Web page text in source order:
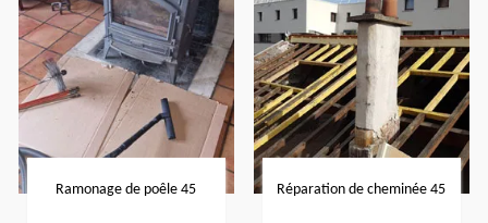
Ramonage de poêle 45 Réparation de cheminée 45